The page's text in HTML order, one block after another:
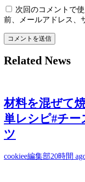
次回のコメントで
前、メールアドレス、
Related News
材料を混ぜて
単レシピ#チー
ツ
cookiee編集部20時間